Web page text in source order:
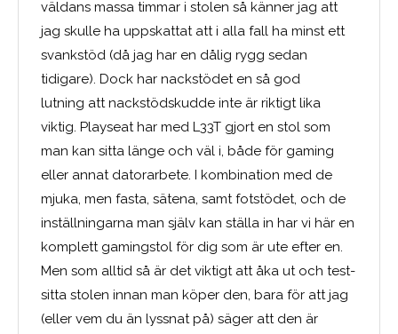
väldans massa timmar i stolen så känner jag att
jag skulle ha uppskattat att i alla fall ha minst ett
svankstöd (då jag har en dålig rygg sedan
tidigare). Dock har nackstödet en så god
lutning att nackstödskudde inte är riktigt lika
viktig. Playseat har med L33T gjort en stol som
man kan sitta länge och väl i, både för gaming
eller annat datorarbete. I kombination med de
mjuka, men fasta, sätena, samt fotstödet, och de
inställningarna man själv kan ställa in har vi här en
komplett gamingstol för dig som är ute efter en.
Men som alltid så är det viktigt att åka ut och test-
sitta stolen innan man köper den, bara för att jag
(eller vem du än lyssnat på) säger att den är